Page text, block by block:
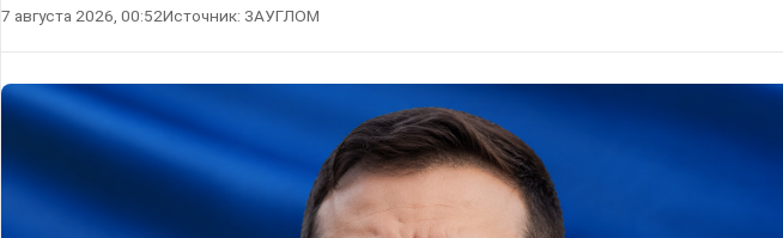
7 августа 2026, 00:52Источник: ЗАУГЛОМ